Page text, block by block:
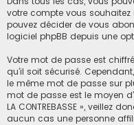
votre compte vous souhaitez
pouvez décider de vous
logiciel phpBB depuis une
Votre mot de passe est
qu’il soit sécurisé.
le même mot de passe sur
mot de passe est le moyen
LA CONTREBASSE », veillez
aucun cas une personne